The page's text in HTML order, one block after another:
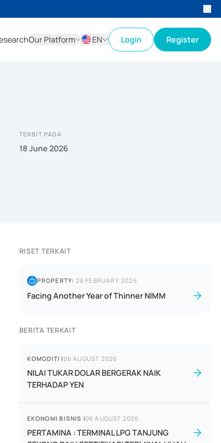
Our Platform
EN
Login Register
TERBIT PADA
18 June 2026
RISET TERKAIT
PROPERTY| 28 FEBRUARY 2025
Facing Another Year of Thinner NIMM
BERITA TERKAIT
KOMODITI |06 AUGUST 2026
NILAI TUKAR DOLAR BERGERAK NAIK
TERHADAP YEN
EKONOMI BISNIS |06 AUGUST 2026
PERTAMINA : TERMINAL LPG TANJUNG